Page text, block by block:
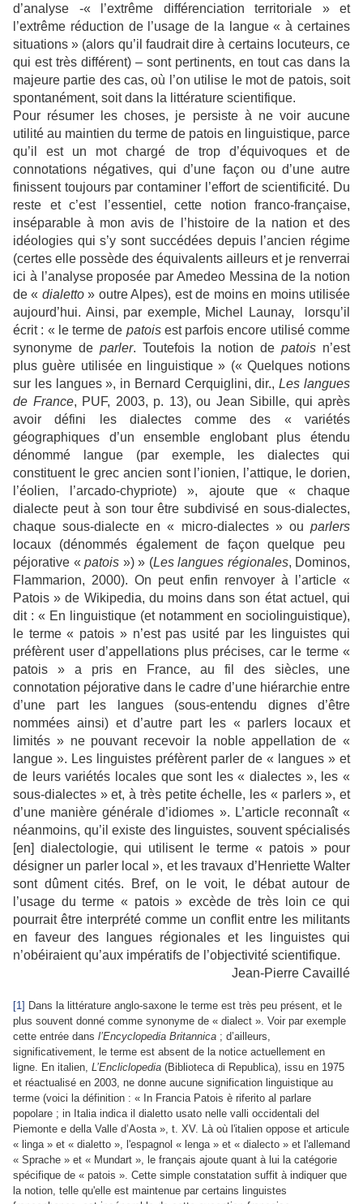
d’analyse -« l’extrême différenciation territoriale » et
l’extrême réduction de l’usage de la langue « à certaines
situations » (alors qu’il faudrait dire à certains locuteurs, ce
qui est très différent) – sont pertinents, en tout cas dans la
majeure partie des cas, où l’on utilise le mot de patois, soit
spontanément, soit dans la littérature scientifique.
Pour résumer les choses, je persiste à ne voir aucune
utilité au maintien du terme de patois en linguistique, parce
qu’il est un mot chargé de trop d’équivoques et de
connotations négatives, qui d’une façon ou d’une autre
finissent toujours par contaminer l’effort de scientificité. Du
reste et c’est l’essentiel, cette notion franco-française,
inséparable à mon avis de l’histoire de la nation et des
idéologies qui s’y sont succédées depuis l’ancien régime
(certes elle possède des équivalents ailleurs et je renverrai
ici à l’analyse proposée par Amedeo Messina de la notion
de « dialetto» outre Alpes), est de moins en moins utilisée
aujourd’hui. Ainsi, par exemple, Michel Launay, lorsqu’il
écrit : « le terme de patoisest parfois encore utilisé comme
synonyme de parler. Toutefois la notion de patois n’est
plus guère utilisée en linguistique » (« Quelques notions
sur les langues », in Bernard Cerquiglini, dir.,Les langues
de France, PUF, 2003, p. 13), ou Jean Sibille, qui après
avoir défini les dialectes comme des « variétés
géographiques d’un ensemble englobant plus étendu
dénommé langue (par exemple, les dialectes qui
constituent le grec ancien sont l’ionien, l’attique, le dorien,
l’éolien, l’arcado-chypriote) », ajoute que « chaque
dialecte peut à son tour être subdivisé en sous-dialectes,
chaque sous-dialecte en « micro-dialectes » ou parlers
locaux (dénommés également de façon quelque peu
péjorative « patois ») » (Les langues régionales, Dominos,
Flammarion, 2000). On peut enfin renvoyer à l’article «
Patois » de Wikipedia, du moins dans son état actuel, qui
dit : « En linguistique (et notamment en sociolinguistique),
le terme « patois » n’est pas usité par les linguistes qui
préfèrent user d’appellations plus précises, car le terme «
patois » a pris en France, au fil des siècles, une
connotation péjorative dans le cadre d’une hiérarchie entre
d’une part les langues (sous-entendu dignes d’être
nommées ainsi) et d’autre part les « parlers locaux et
limités » ne pouvant recevoir la noble appellation de «
langue ». Les linguistes préfèrent parler de « langues » et
de leurs variétés locales que sont les « dialectes », les «
sous-dialectes » et, à très petite échelle, les « parlers », et
d’une manière générale d’idiomes ». L’article reconnaît «
néanmoins, qu’il existe des linguistes, souvent spécialisés
[en] dialectologie, qui utilisent le terme « patois » pour
désigner un parler local », et les travaux d’Henriette Walter
sont dûment cités. Bref, on le voit, le débat autour de
l’usage du terme « patois » excède de très loin ce qui
pourrait être interprété comme un conflit entre les militants
en faveur des langues régionales et les linguistes qui
n’obéiraient qu’aux impératifs de l’objectivité scientifique.
Jean-Pierre Cavaillé
[1] Dans la littérature anglo-saxone le terme est très peu présent, et le
plus souvent donné comme synonyme de « dialect ». Voir par exemple
cette entrée dans l’Encyclopedia Britannica ; d’ailleurs,
significativement, le terme est absent de la notice actuellement en
ligne. En italien, L’Encliclopedia (Biblioteca di Republica), issu en 1975
et réactualisé en 2003, ne donne aucune signification linguistique au
terme (voici la définition : « In Francia Patois è riferito al parlare
popolare ; in Italia indica il dialetto usato nelle valli occidentali del
Piemonte e della Valle d’Aosta », t. XV. Là où l'italien oppose et articule
« linga » et « dialetto », l'espagnol « lenga » et « dialecto » et l'allemand
« Sprache » et « Mundart », le français ajoute quant à lui la catégorie
spécifique de « patois ». Cette simple constatation suffit à indiquer que
la notion, telle qu'elle est maintenue par certains linguistes